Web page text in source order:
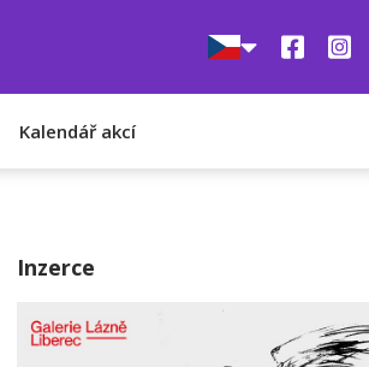
Kalendář akcí
Inzerce